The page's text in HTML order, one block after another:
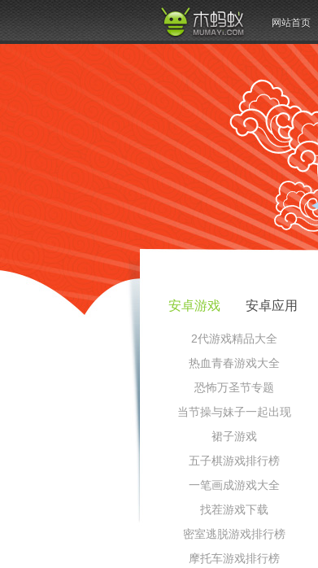
网站首页
安卓游戏 安卓应用
2代游戏精品大全
热血青春游戏大全
恐怖万圣节专题
当节操与妹子一起出现
裙子游戏
五子棋游戏排行榜
一笔画成游戏大全
找茬游戏下载
密室逃脱游戏排行榜
摩托车游戏排行榜